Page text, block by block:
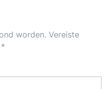
worden. Vereiste
*